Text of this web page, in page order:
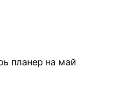
планер на май